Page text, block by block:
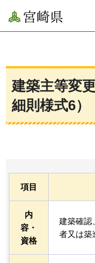
宮崎県
建築主等変
細則様式6）
項目
内
容・
資格
建築確認
者又は築